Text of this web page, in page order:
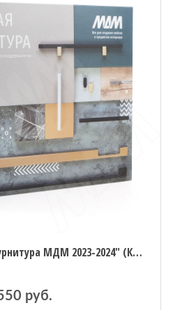
Каталог "Лицевая фурнитура МДМ 2023-2024" (КЛФ2023)
руб.